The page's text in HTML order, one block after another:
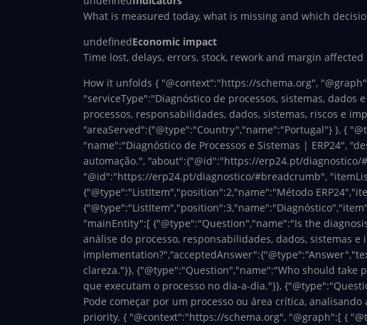
What is measured today, what is missing and which
undefinedEconomic impact
Time lost, delays, errors, stock, rework and margin
How it unfolds { "@context":"https://schema.org",
"serviceType":"Diagnóstico de processos, sistemas,
processos, responsabilidades, dados, sistemas, riscos e
"areaServed":{"@type":"Country","name":"Portugal"} }, {
"name":"Diagnóstico de Processos e Sistemas | ERP24",
automação.", "about":{"@id":"https://erp24.pt/diagnostico/
"@id":"https://erp24.pt/diagnostico/#breadcrumb",
{"@type":"ListItem","position":2,"name":"Método
"mainEntity":[ {"@type":"Question","name":"Is the
análise do processo, responsabilidades, dados, sistemas
clareza."}}, {"@type":"Question","name":"Who should take
que executam o processo no dia-a-dia."}},
Pode começar por um processo ou área crítica,
priority. { "@context":"https://schema.org", "@graph":[ {